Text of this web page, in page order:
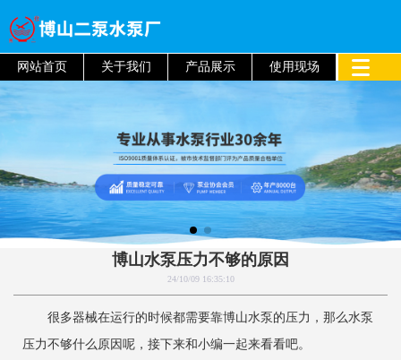
网站首页 关于我们 产品展示 使用现场
博山水泵压力不够的原因
24/10/09 16:35:10
很多器械在运行的时候都需要靠博山水泵的压力，那么水泵
压力不够什么原因呢，接下来和小编一起来看看吧。